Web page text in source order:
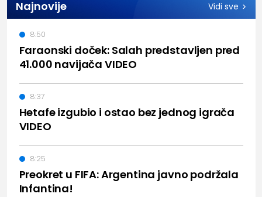
Najnovije Vidi sve
Faraonski doček: Salah predstavljen pred
41.000 navijača VIDEO
8:50
Hetafe izgubio i ostao bez jednog igrača
VIDEO
8:37
Preokret u FIFA: Argentina javno podržala
Infantina!
8:25